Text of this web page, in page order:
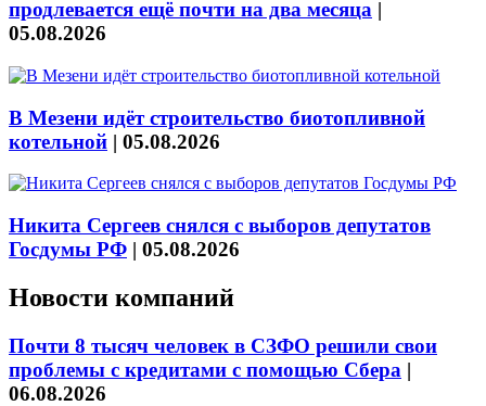
продлевается ещё почти на два месяца |
05.08.2026
В Мезени идёт строительство биотопливной
котельной | 05.08.2026
Никита Сергеев снялся с выборов депутатов
Госдумы РФ | 05.08.2026
Новости компаний
Почти 8 тысяч человек в СЗФО решили свои
проблемы с кредитами с помощью Сбера |
06.08.2026